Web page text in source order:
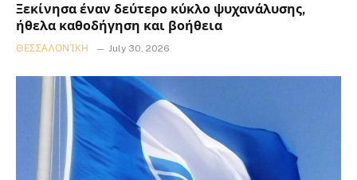
Ξεκίνησα έναν δεύτερο κύκλο ψυχανάλυσης,
ήθελα καθοδήγηση και βοήθεια
ΘΕΣΣΑΛΟΝΊΚΗ July 30, 2026